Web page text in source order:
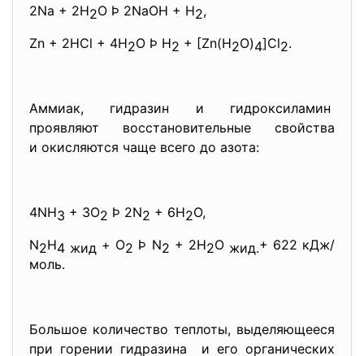
2Na + 2H2O Þ 2NaOH + H2,
Zn + 2HCl + 4H2O Þ Н2 + [Zn(H2O)4]Cl2.
Аммиак, гидразин и гидроксиламин
проявляют восстановительные свойства
и окисляются чаще всего до азота:
4NH3 + 3O2 Þ 2N2 + 6H2O,
N2H4 жид + O2 Þ N2 + 2H2O жид.+ 622 кДж/
моль.
Большое количество теплоты, выделяющееся
при горении гидразина и его органических